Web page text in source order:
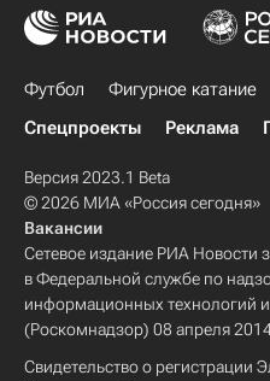
Футбол Фигурное катание
Спецпроекты
Реклама
Версия 2023.1 Beta
© 2026 МИА «Россия сегодня»
Вакансии
Сетевое издание РИА Новости
в Федеральной службе по
информационных технологий
(Роскомнадзор) 08 апреля
Свидетельство о